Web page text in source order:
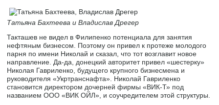
Татьяна Бахтеева и Владислав Дрегер
Такташев не видел в Филипенко потенциала для занятия
нефтяным бизнесом. Поэтому он привел к протеже молодого
парня по имени Николай и сказал, что тот возглавит новое
направление. Да-да, донецкий авторитет привел «шестерку»
Николая Гавриленко, будущего крупного бизнесмена и
руководителя «Укртранснафта». Николай Гавриленко
становится директором дочерней фирмы «ВИК-Т» под
названием ООО «ВИК ОЙЛ», и соучредителем этой структуры.